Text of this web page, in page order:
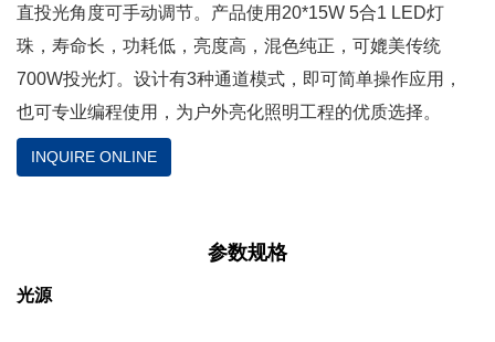
直投光角度可手动调节。产品使用20*15W 5合1 LED灯
珠，寿命长，功耗低，亮度高，混色纯正，可媲美传统
700W投光灯。设计有3种通道模式，即可简单操作应用，
也可专业编程使用，为户外亮化照明工程的优质选择。
INQUIRE ONLINE
参数规格
光源